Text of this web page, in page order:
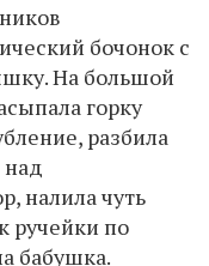
бочонок с
На большой
горку
разбила
над
налила чуть
ручейки по
бабушка.